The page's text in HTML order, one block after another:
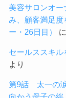
美容サロンオ
み、顧客満足度
ー・26日目）
に
セールススキ
より
第9話 太一の